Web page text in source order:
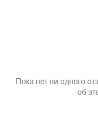
Пока нет ни одного
об